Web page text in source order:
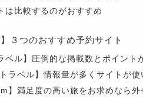
は比較するのがおすすめ
】３つのおすすめ予約サイト
ベル】圧倒的な掲載数とポイント
ラベル】情報量が多くサイトが使
】満足度の高い旅をお求めなら外